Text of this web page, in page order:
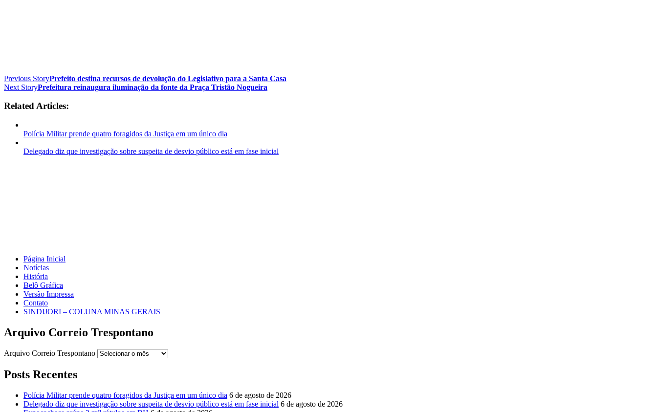
Previous StoryPrefeito destina recursos de devolução do Legislativo para a Santa Casa
Next StoryPrefeitura reinaugura iluminação da fonte da Praça Tristão Nogueira
Related Articles:
Polícia Militar prende quatro foragidos da Justiça em um único dia
Delegado diz que investigação sobre suspeita de desvio público está em fase inicial
Página Inicial
Notícias
História
Belô Gráfica
Versão Impressa
Contato
SINDIJORI – COLUNA MINAS GERAIS
Arquivo Correio Trespontano
Arquivo Correio Trespontano
Posts Recentes
Polícia Militar prende quatro foragidos da Justiça em um único dia 6 de agosto de 2026
Delegado diz que investigação sobre suspeita de desvio público está em fase inicial 6 de agosto de 2026